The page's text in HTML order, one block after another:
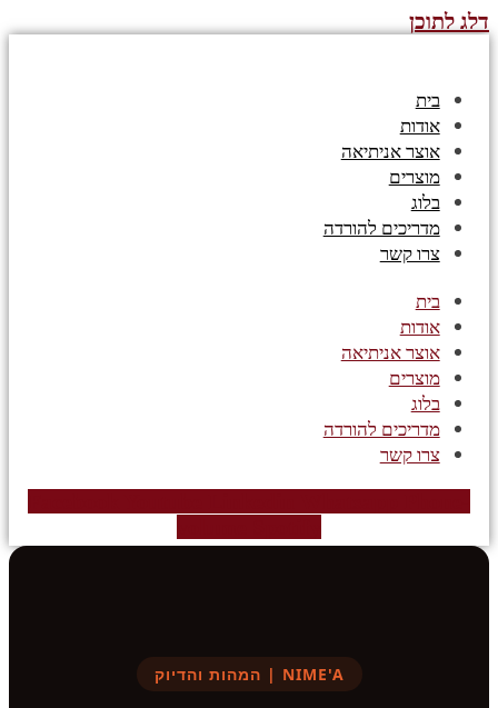
דלג לתוכן
בית
אודות
אוצר אניתיאה
מוצרים
בלוג
מדריכים להורדה
צרו קשר
בית
אודות
אוצר אניתיאה
מוצרים
בלוג
מדריכים להורדה
צרו קשר
NIME'A | המהות והדיוק